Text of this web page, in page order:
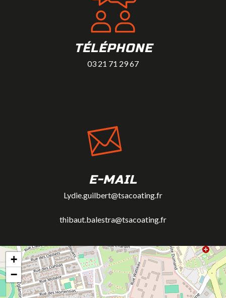
TÉLÉPHONE
03 21 71 29 67
E-MAIL
Lydie.guilbert@tsacoating.fr
thibaut.balestra@tsacoating.fr
+
−